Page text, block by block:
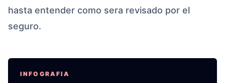
hasta entender como sera revisado por el
seguro.
INFOGRAFIA